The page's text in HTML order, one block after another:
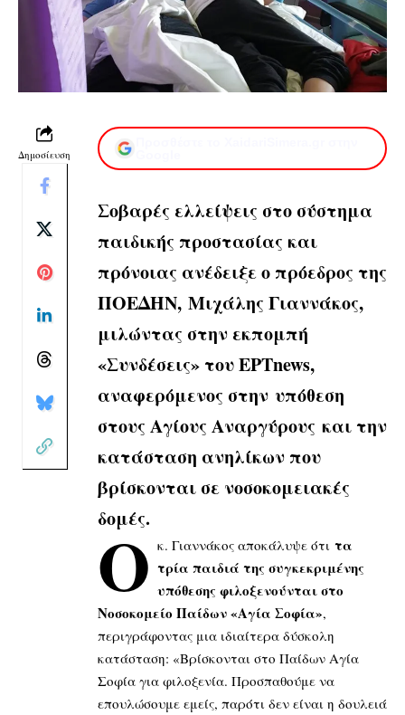
Δημοσίευση
Σοβαρές ελλείψεις στο σύστημα
παιδικής προστασίας και
πρόνοιας ανέδειξε ο πρόεδρος της
ΠΟΕΔΗΝ, Μιχάλης Γιαννάκος,
μιλώντας στην εκπομπή
«Συνδέσεις» του ΕΡΤnews,
αναφερόμενος στην υπόθεση
στους Αγίους Αναργύρους και την
κατάσταση ανηλίκων που
βρίσκονται σε νοσοκομειακές
δομές.
Ο κ. Γιαννάκος αποκάλυψε ότι τα
τρία παιδιά της συγκεκριμένης
υπόθεσης φιλοξενούνται στο
Νοσοκομείο Παίδων «Αγία Σοφία»,
περιγράφοντας μια ιδιαίτερα δύσκολη
κατάσταση: «Βρίσκονται στο Παίδων Αγία
Σοφία για φιλοξενία. Προσπαθούμε να
επουλώσουμε εμείς, παρότι δεν είναι η δουλειά